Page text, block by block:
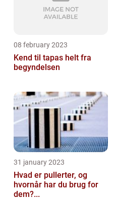
08 february 2023
Kend til tapas helt fra
begyndelsen
31 january 2023
Hvad er pullerter, og
hvornår har du brug for
dem?...